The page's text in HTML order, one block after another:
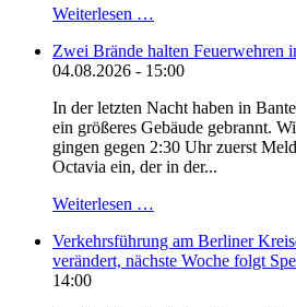
Weiterlesen …
Zwei Brände halten Feuerwehren
04.08.2026 - 15:00
In der letzten Nacht haben in
ein größeres Gebäude gebrannt.
gingen gegen 2:30 Uhr zuerst
Octavia ein, der in der...
Weiterlesen …
Verkehrsführung am Berliner
verändert, nächste Woche folgt
14:00